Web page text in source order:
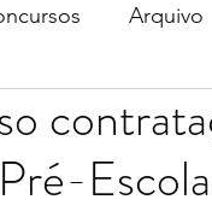
Arquivo
ubuntu